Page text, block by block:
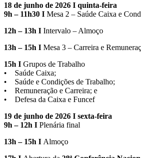
18 de junho de 2026 I quinta-feira
9h – 11h30 I Mesa 2 – Saúde Caixa e
12h – 13h I Intervalo – Almoço
13h – 15h I Mesa 3 – Carreira e
15h I Grupos de Trabalho
• Saúde Caixa;
• Saúde e Condições de Trabalho;
• Remuneração e Carreira; e
• Defesa da Caixa e Funcef
19 de junho de 2026 I sexta-feira
9h – 12h I Plenária final
13h – 15h I Almoço